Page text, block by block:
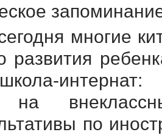
многие
развития
школа-интернат:
на
по